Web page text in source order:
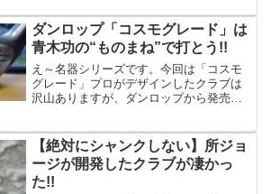
当にいい人なんです。家に入るとスグ、
缶ビールを持ってきて...
ダンロップ「コスモグレード」は
青木功の“ものまね”で打とう!!
え～名器シリーズです。今回は「コスモ
グレード」プロがデザインしたクラブは
沢山ありますが、ダンロップから発売さ
ってみると、打感、ヘッドの効き具合、
左に行きづらい感じのフェ...
【絶対にシャンクしない】所ジョ
ージが開発したクラブが凄かっ
た!!